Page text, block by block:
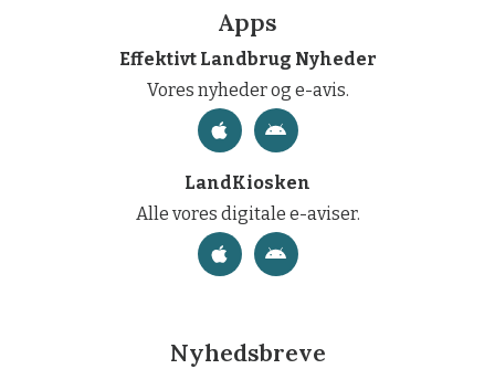
Apps
Effektivt Landbrug Nyheder
Vores nyheder og e-avis.
LandKiosken
Alle vores digitale e-aviser.
Nyhedsbreve